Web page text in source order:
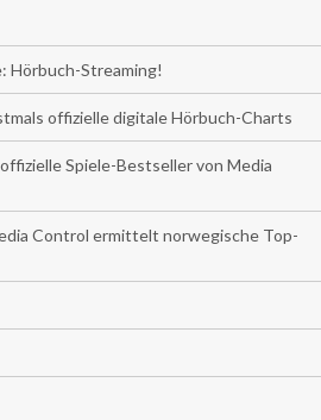
Hörbuch-Streaming!
offizielle digitale Hörbuch-Charts
Spiele-Bestseller von Media
Control ermittelt norwegische Top-